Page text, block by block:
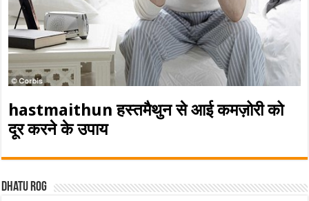
hastmaithun हस्तमैथुन से आई कमज़ोरी को
दूर करने के उपाय
Dhatu rog